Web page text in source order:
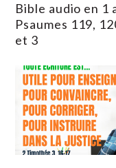
Bible audio en 1
Psaumes 119,
et 3